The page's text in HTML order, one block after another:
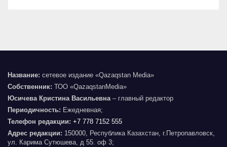
Название: сетевое издание «Qazaqstan Media»
Собственник: ТОО «QazaqstanMedia»
Юсичева Кристина Васильевна– главный редактор
Периодичность: Ежедневная;
Телефон редакции: +7 778 7152 555
Адрес редакции: 150000, Республика Казахстан, г.Петропавловск,
ул. Карима Сутюшева, д 55. оф 3;